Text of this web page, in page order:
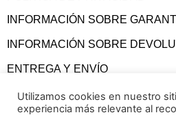
INFORMACIÓN SOBRE
INFORMACIÓN SOBRE
ENTREGA Y ENVÍO
CONDICIONES GENERALES
Utilizamos cookies en nuestro
experiencia más relevante al